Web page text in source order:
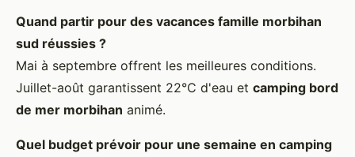
Quand partir pour des vacances famille morbihan
sud réussies ?
Mai à septembre offrent les meilleures conditions.
Juillet-août garantissent 22°C d'eau et camping bord
de mer morbihan animé.
Quel budget prévoir pour une semaine en camping